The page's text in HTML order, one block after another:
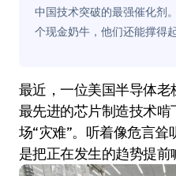
中国技术突破的最强催化剂
个现金奶牛，他们还能撑得
最近，一位美国半导体老板撂下一句话：中国若把
最先进的芯片制造技术
场“灾难”。听着像危言
是把正在发生的趋势提前